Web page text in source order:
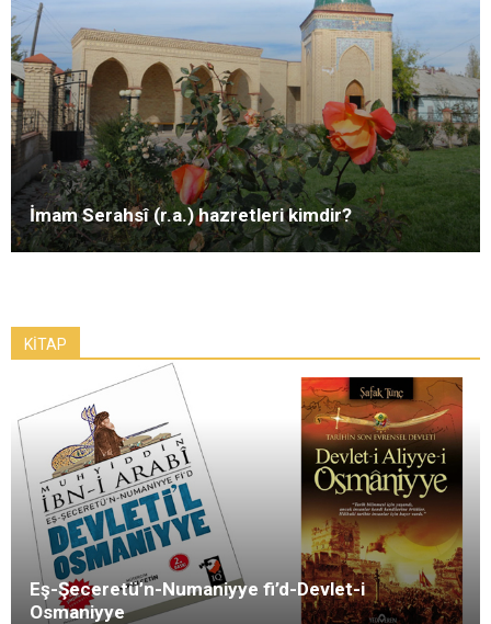
İmam Serahsî (r.a.) hazretleri kimdir?
KİTAP
Eş-Şeceretü’n-Numaniyye fi’d-Devlet-i
Osmaniyye